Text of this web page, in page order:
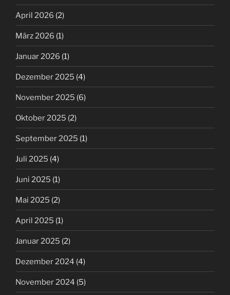
April 2026 (2)
März 2026 (1)
Januar 2026 (1)
Dezember 2025 (4)
November 2025 (6)
Oktober 2025 (2)
September 2025 (1)
Juli 2025 (4)
Juni 2025 (1)
Mai 2025 (2)
April 2025 (1)
Januar 2025 (2)
Dezember 2024 (4)
November 2024 (5)